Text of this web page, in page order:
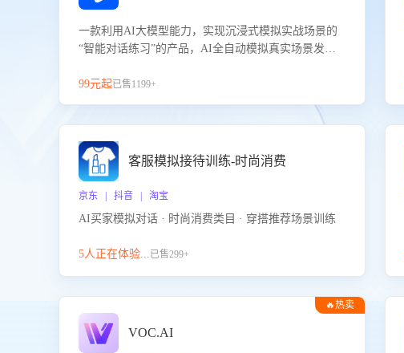
一款利用AI大模型能力，实现沉浸式模拟实战场景的
“智能对话练习”的产品，AI全自动模拟真实场景发生
提升客服团队的销服能力。
99元起已售1199+
客服模拟接待训练-时尚消费
京东 | 抖音 | 淘宝
AI买家模拟对话 · 时尚消费类目 · 穿搭推荐场景训练
5人正在体验...已售299+
🔥热卖
VOC.AI